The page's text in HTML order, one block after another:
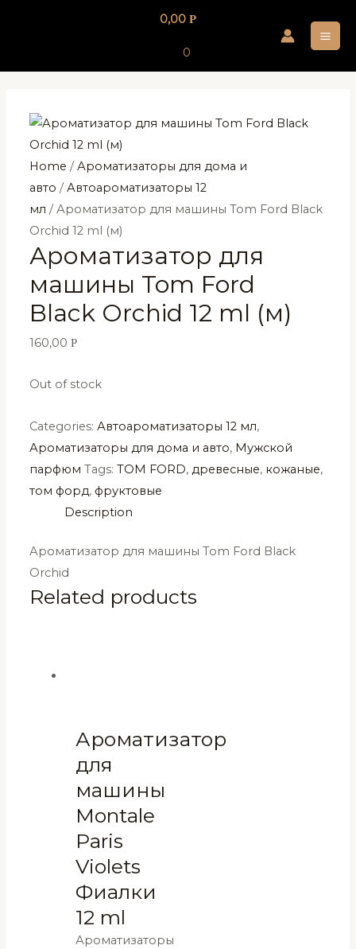
0,00 Р
0
Home /Ароматизаторы для дома и
авто /Автоароматизаторы 12
мл / Ароматизатор для машины Tom Ford Black
Orchid 12 ml (м)
Ароматизатор для
машины Tom Ford
Black Orchid 12 ml (м)
160,00Р
Out of stock
Categories:Автоароматизаторы 12 мл,
Ароматизаторы для дома и авто, Мужской
парфюм Tags:TOM FORD,древесные, кожаные,
том форд, фруктовые
Description
Ароматизатор для машины Tom Ford Black
Orchid
Related products
Ароматизатор
для
машины
Montale
Paris
Violets
Фиалки
12 ml
Ароматизаторы